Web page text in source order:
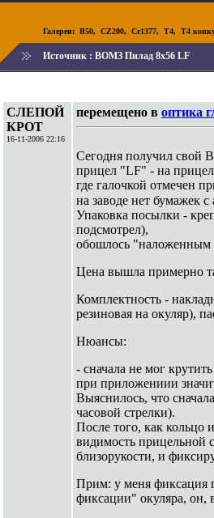
Галереи: B50, CZ200, Cr1377, T4, T4
Источник : ВОМЗ Пилад 8х56 LF
СЛЕПОЙ
КРОТ
16-11-2006 22:16
перемещено в оптика
Сегодня получил свой
прицел "LF" - на
где галочкой отмечен
на заводе нет бумажек
Упаковка посылки -
подсмотрел),
обошлось "наложенным
Цена вышла примерно
Комплектность -
резиновая на окуляр),
Нюансы:
- сначала не мог
при приложениии
Выяснилось, что
часовой стрелки).
После того, как кольцо
видимость прицельной
близорукости, и
Прим: у меня фиксация
фиксации" окуляра, он,